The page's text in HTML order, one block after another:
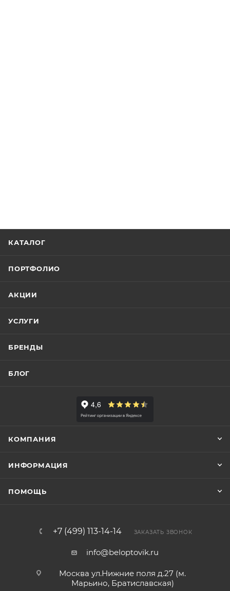
КАТАЛОГ
ПОРТФОЛИО
АКЦИИ
УСЛУГИ
БРЕНДЫ
БЛОГ
КОМПАНИЯ
ИНФОРМАЦИЯ
ПОМОЩЬ
+7 (499) 113-14-14 ЗАКАЗАТЬ ЗВОНОК
info@beloptovik.ru
Москва ул.Нижние поля д.27 (м.
Марьино, Братиславская)